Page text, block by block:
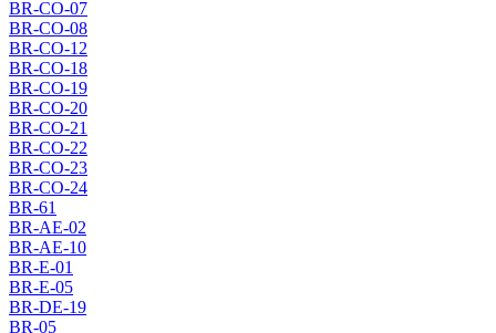
BR-CO-07
BR-CO-08
BR-CO-12
BR-CO-18
BR-CO-19
BR-CO-20
BR-CO-21
BR-CO-22
BR-CO-23
BR-CO-24
BR-61
BR-AE-02
BR-AE-10
BR-E-01
BR-E-05
BR-DE-19
BR-05